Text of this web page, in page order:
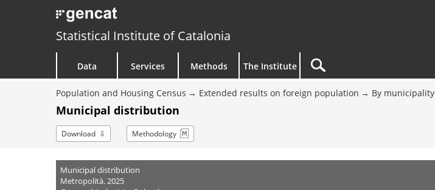
Statistical Institute of Catalonia
Data Services Methods The Institute
Population and Housing Census Extended results on foreign population By municipality
Municipal distribution
Download Methodology
Municipal distribution
Metropolità. 2025